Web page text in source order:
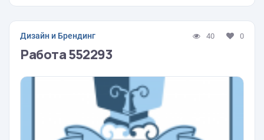
Дизайн и Брендинг 40 0
Работа 552293